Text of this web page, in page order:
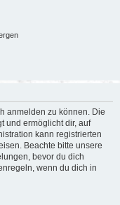
anmelden zu können. Die
und ermöglicht dir, auf
kann registrierten
Beachte bitte unsere
bevor du dich
wenn du dich in